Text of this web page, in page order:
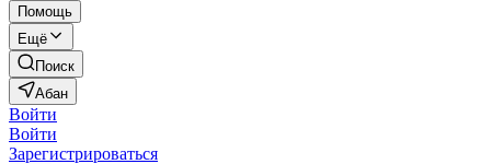
Помощь
Ещё
Поиск
Абан
Войти
Войти
Зарегистрироваться